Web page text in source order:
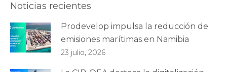
Noticias recientes
Prodevelop impulsa la reducción de
emisiones marítimas en Namibia
23 julio, 2026